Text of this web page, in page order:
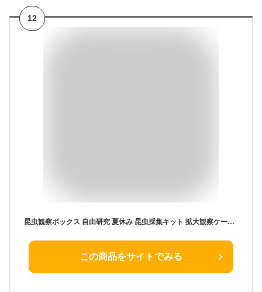
12
昆虫観察ボックス 自由研究 夏休み 昆虫採集キット 拡大観察ケース 虫かご 昆虫飼育箱 虫取り ピンセット 拡大鏡 2.6倍 4.5倍 探査キット 教育 子供 屋外 自由研究 送料無料
この商品をサイトでみる